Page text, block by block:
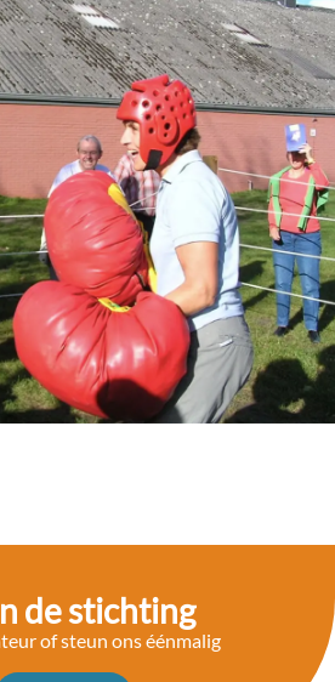
de stichting
of steun ons éénmalig